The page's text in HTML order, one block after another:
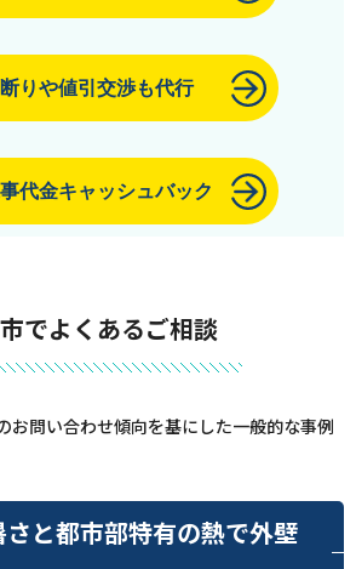
断りや値引交渉も代行
代金キャッシュバック
でよくあるご相談
お問い合わせ傾向を基にした一般的な事例
と都市部特有の熱で外壁